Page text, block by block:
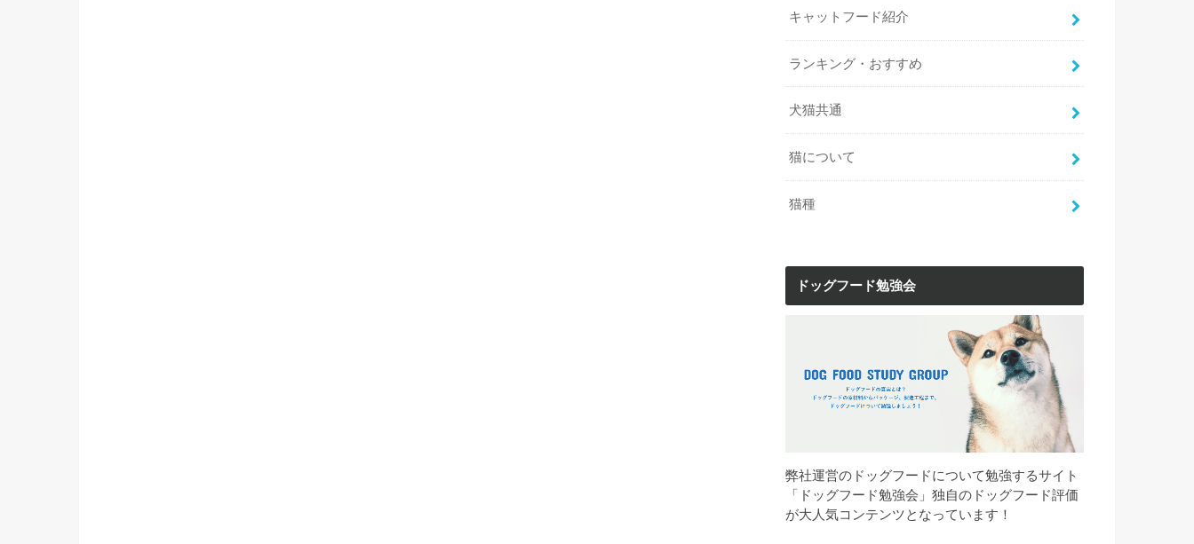
キャットフード紹介
ランキング・おすすめ
犬猫共通
猫について
猫種
ドッグフード勉強会
弊社運営のドッグフードについて勉強するサイト
「ドッグフード勉強会」独自のドッグフード評価
が大人気コンテンツとなっています！